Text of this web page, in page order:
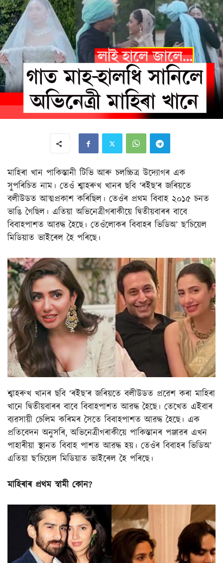
মাহিৰা খান পাকিস্তানী টিভি আৰু চলচ্চিত্ৰ উদ্যোগৰ এক
সুপৰিচিত নাম। তেওঁ শ্বাহৰুখ খানৰ ছবি ‘ৰইছ’ৰ জৰিয়তে
বলীউডত আত্মপ্ৰকাশ কৰিছিল। তেওঁৰ প্ৰথম বিবাহ ২০১৫ চনত
ভাঙি গৈছিল। এতিয়া অভিনেত্ৰীগৰাকীয়ে দ্বিতীয়বাৰৰ বাবে
বিবাহপাশত আৱদ্ধ হৈছে। তেওঁলোকৰ বিবাহৰ ভিডিঅ’ ছ’চিয়েল
মিডিয়াত ভাইৰেল হৈ পৰিছে।
শ্বাহৰুখ খানৰ ছবি ‘ৰইছ’ৰ জৰিয়তে বলীউডত প্ৰৱেশ কৰা মাহিৰা
খানে দ্বিতীয়বাৰৰ বাবে বিবাহপাশত আৱদ্ধ হৈছে। তেখেত এইবাৰ
ব্যৱসায়ী চেলিম কৰিমৰ সৈতে বিবাহপাশত আৱদ্ধ হৈছে। এক
প্ৰতিবেদন অনুসৰি, অভিনেত্ৰীগৰাকীয়ে পাকিস্তানৰ পঞ্জাৱৰ এখন
পাহাৰীয়া স্থানত বিবাহ পাশত আৱদ্ধ হয়। তেওঁৰ বিবাহৰ ভিডিঅ’
এতিয়া ছ’চিয়েল মিডিয়াত ভাইৰেল হৈ পৰিছে।
মাহিৰাৰ প্ৰথম স্বামী কোন?